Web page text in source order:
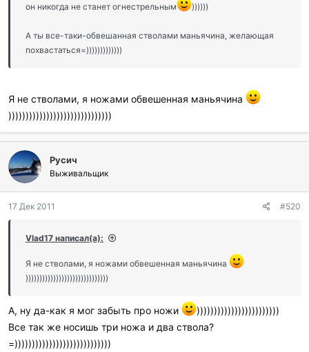
он никогда не станет огнестрельным
))))))
А ты все-таки-обвешанная стволами маньячина, желающая
похвастаться=)))))))))))))
Я не стволами, я ножами обвешенная маньячина
))))))))))))))))))))))))))))))
Русич
Выживальщик
17 Дек 2011 #520
Vlad17 написал(а):
Я не стволами, я ножами обвешенная маньячина
))))))))))))))))))))))))))))))
А, ну да-как я мог забыть про ножи
))))))))))))))))))))))))
Все так же носишь три ножа и два ствола?
=))))))))))))))))))))))))))))